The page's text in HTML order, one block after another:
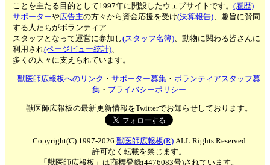
ことを主たる目的として1997年に開設したウェブサイトです。(履歴)
サポーターや広告主の方々から資金応援を受け(決算報告)、趣旨に賛同
する人たちがボランティア
スタッフとなって運営に参加し(スタッフ名簿)、動物に関わる皆さんに
利用され(ページビュー統計)、
多くの人々に支えられています。
獣医師広報板へのリンク ・サポーター募集 ・ボランティアスタッフ募
集・ プライバシーポリシー
獣医師広報板の最新更新情報をTwitterでお知らせしております。
Copyright(C) 1997-2026 獣医師広報板(R)ALL Rights Reserved
許可なく転載を禁じます。
「獣医師広報板」は商標登録(4476083号)されています。